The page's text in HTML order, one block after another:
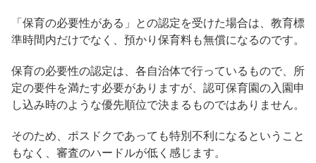
「保育の必要性がある」との認定を受けた場合は、教育標
準時間内だけでなく、預かり保育料も無償になるのです。
保育の必要性の認定は、各自治体で行っているもので、所
定の要件を満たす必要がありますが、認可保育園の入園申
し込み時のような優先順位で決まるものではありません。
そのため、ポスドクであっても特別不利になるということ
もなく、審査のハードルが低く感じます。